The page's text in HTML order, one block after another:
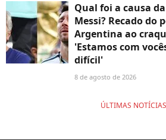
Qual foi a causa
Messi? Recado do
Argentina ao
'Estamos com
difícil'
8 de agosto de 2026
ÚLTIMAS NOTÍCIAS